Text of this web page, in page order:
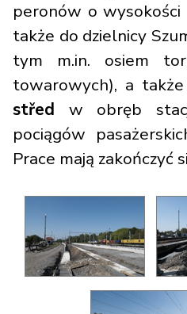
peronów o
także do dzielnicy
tym m.in. osiem
towarowych), a
střed w obręb
pociągów
Prace mają